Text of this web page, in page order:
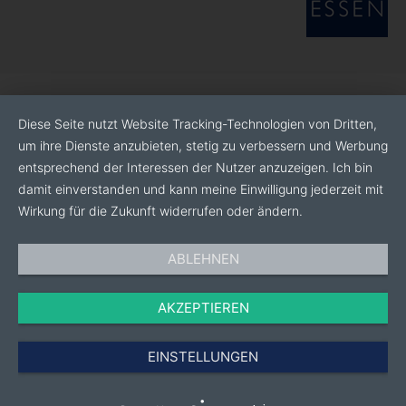
Produktionsstätten in den USA, Deutschland ,
Singapur, Japan , China, Korea und Indien.
Das Unternehmen verkauft seine Produkte weltweit an
OEMs , Systemintegratoren und Endanwender in einer
Vielzahl von verschiedenen Märkten.
Diese Seite nutzt Website Tracking-Technologien von Dritten,
um ihre Dienste anzubieten, stetig zu verbessern und Werbung
entsprechend der Interessen der Nutzer anzuzeigen. Ich bin
damit einverstanden und kann meine Einwilligung jederzeit mit
Wirkung für die Zukunft widerrufen oder ändern.
ABLEHNEN
AKZEPTIEREN
EINSTELLUNGEN